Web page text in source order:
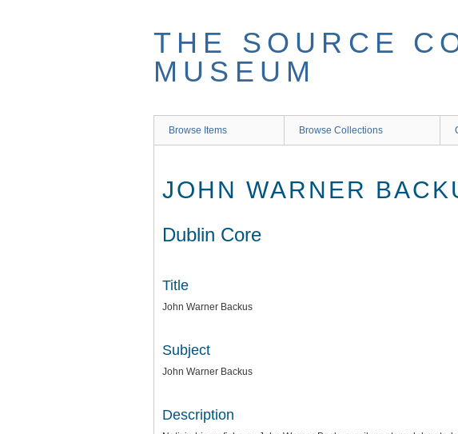
THE SOURCE
MUSEUM
Browse Items Browse Collections
JOHN WARNER
Dublin Core
Title
John Warner Backus
Subject
John Warner Backus
Description